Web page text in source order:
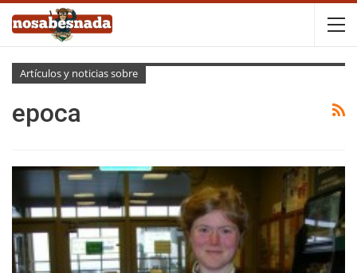
Artículos y noticias sobre
epoca